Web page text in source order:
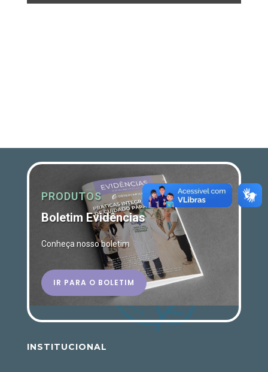
PRODUTOS
Boletim Evidências
Conheça nosso boletim
IR PARA O BOLETIM
INSTITUCIONAL